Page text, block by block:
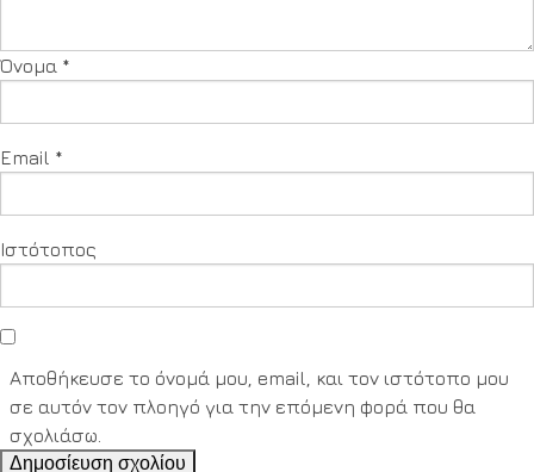
Όνομα *
Email *
Ιστότοπος
Αποθήκευσε το όνομά μου, email, και τον ιστότοπο μου
σε αυτόν τον πλοηγό για την επόμενη φορά που θα
σχολιάσω.